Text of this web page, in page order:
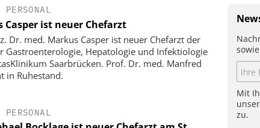
PERSONAL
Casper ist neuer Chefarzt
Dr. med. Markus Casper ist neuer Chefarzt der
Gastroenterologie, Hepatologie und Infektiologie
Saarbrücken. Prof. Dr. med. Manfred
in Ruhestand.
PERSONAL
Mit
zu.